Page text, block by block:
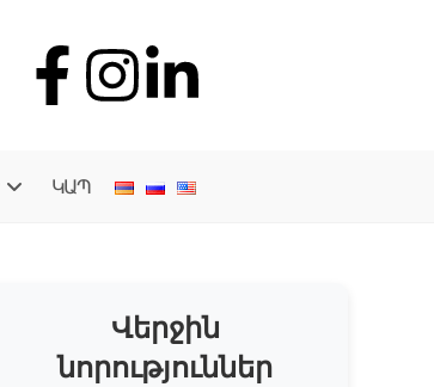
ԿԱՊ
Վերջին
նորություններ